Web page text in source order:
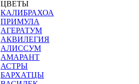
ЦВЕТЫ
КАЛИБРАХОА
ПРИМУЛА
АГЕРАТУМ
АКВИЛЕГИЯ
АЛИССУМ
АМАРАНТ
АСТРЫ
БАРХАТЦЫ